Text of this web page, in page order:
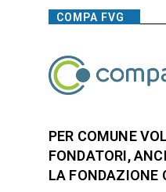
COMPA FVG
PER COMUNE
FONDATORI,
LA FONDAZIONE